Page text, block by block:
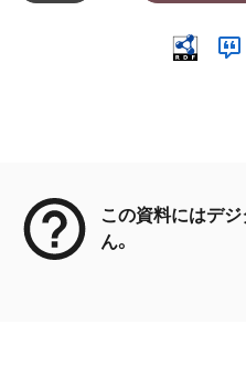
この資料にはデ
ん。